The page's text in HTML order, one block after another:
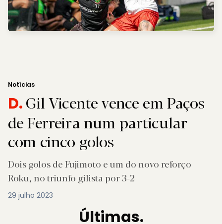
Notícias
D.Gil Vicente vence em Paços
de Ferreira num particular
com cinco golos
Dois golos de Fujimoto e um do novo reforço
Roku, no triunfo gilista por 3-2
29 julho 2023
Últimas.